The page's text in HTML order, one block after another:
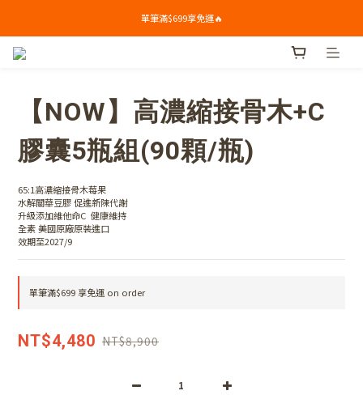
單筆滿$699享免運🔥
單筆滿$699享免運🔥
【NOW】高濃縮接骨木+C
膠囊5瓶組(90顆/瓶)
65:1高濃縮接骨木莓果
水解關華豆膠 促進新陳代謝
升級添加維他命C  健康維持
全素 美國原廠原裝進口
效期至2027/9
單筆滿$699 享免運 on order
NT$4,480 NT$8,900